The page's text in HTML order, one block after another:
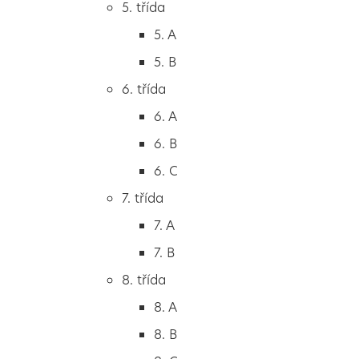
2. B
3. A
4. A
5. A
5. třída
5. A
5. B
6. třída
6. A
6. B
6. C
7. třída
7. A
7. B
8. třída
8. A
8. B